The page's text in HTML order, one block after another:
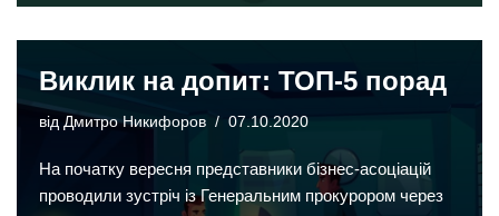
Виклик на допит: ТОП-5 порад
від Дмитро Никифоров 07.10.2020
На початку вересня представники бізнес-асоціацій
проводили зустріч із Генеральним прокурором через